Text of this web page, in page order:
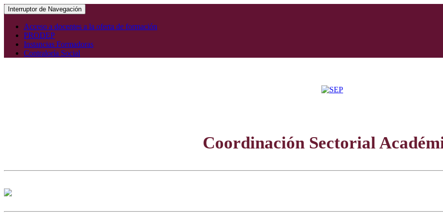
Interruptor de Navegación
Acceso a docentes a la oferta de formación
PRODEP
Instancias Formadoras
Contraloría Social
Coordinación Sectorial